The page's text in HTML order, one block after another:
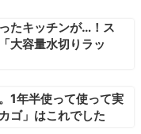
たキッチンが…！ス
大容量水切りラッ
1年半使って使って実
ゴ」はこれでした